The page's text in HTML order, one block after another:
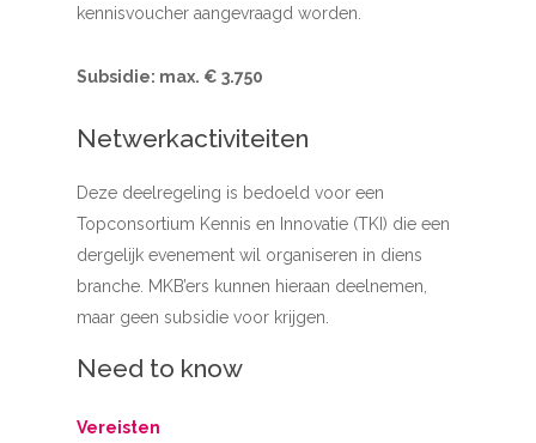
kennisvoucher aangevraagd worden.
Subsidie: max. € 3.750
Netwerkactiviteiten
Deze deelregeling is bedoeld voor een
Topconsortium Kennis en Innovatie (TKI) die een
dergelijk evenement wil organiseren in diens
branche. MKB’ers kunnen hieraan deelnemen,
maar geen subsidie voor krijgen.
Need to know
Vereisten